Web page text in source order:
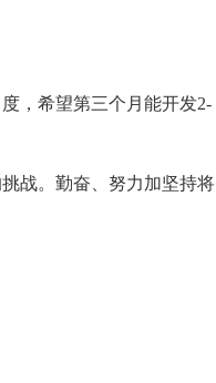
，希望第三个月能开发2-
战。勤奋、努力加坚持将